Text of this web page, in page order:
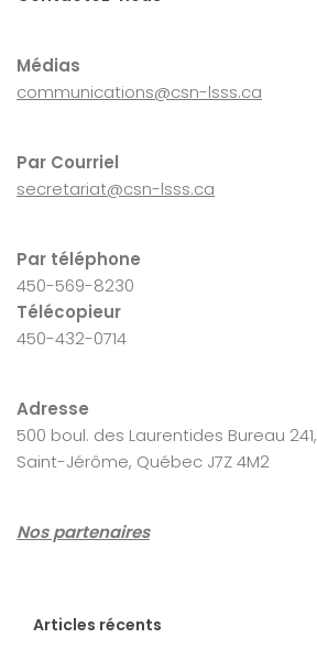
Médias
communications@csn-lsss.ca
Par Courriel
secretariat@csn-lsss.ca
Par téléphone
450-569-8230
Télécopieur
450-432-0714
Adresse
500 boul. des Laurentides Bureau 241,
Saint-Jérôme, Québec J7Z 4M2
Nos partenaires
Articles récents